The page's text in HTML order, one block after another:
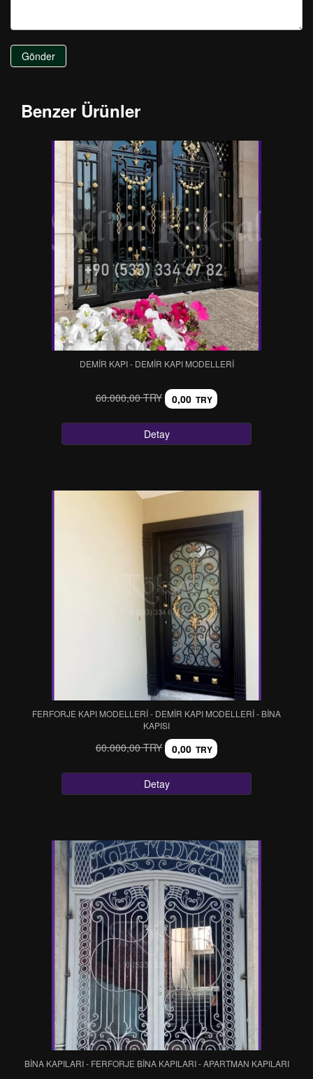
Gönder
Benzer Ürünler
DEMİR KAPI - DEMİR KAPI MODELLERİ
60.000,00 TRY 0,00 TRY
Detay
FERFORJE KAPI MODELLERİ - DEMİR KAPI MODELLERİ - BİNA
KAPISI
60.000,00 TRY 0,00 TRY
Detay
BİNA KAPILARI - FERFORJE BİNA KAPILARI - APARTMAN KAPILARI